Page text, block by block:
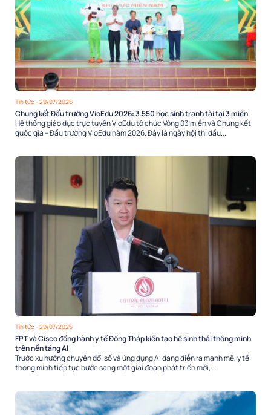
Tin tức - 29/07/2026
Chung kết Đấu trường VioEdu 2026: 3.550 học sinh tranh tài tại 3 miền
Hệ thống giáo dục trực tuyến VioEdu tổ chức Vòng 03 miền và Chung kết
quốc gia – Đấu trường VioEdu năm 2026. Đây là ngày hội thi đấu...
Tin tức - 29/07/2026
FPT và Cisco đồng hành y tế Đồng Tháp kiến tạo hệ sinh thái thông minh
trên nền tảng AI
Trước xu hướng chuyển đổi số và ứng dụng AI đang diễn ra mạnh mẽ, y tế
thông minh tiếp tục bước sang một giai đoạn phát triển mới,...